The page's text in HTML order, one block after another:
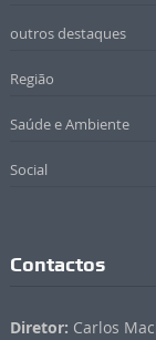
outros destaques
Região
Saúde e Ambiente
Social
Contactos
Diretor: Carlos